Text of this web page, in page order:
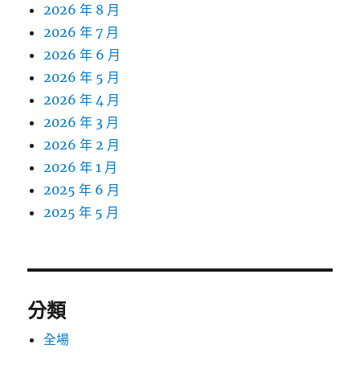
2026 年 8 月
2026 年 7 月
2026 年 6 月
2026 年 5 月
2026 年 4 月
2026 年 3 月
2026 年 2 月
2026 年 1 月
2025 年 6 月
2025 年 5 月
分類
全場